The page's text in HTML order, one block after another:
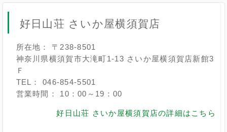
好日山荘 さいか屋横須賀店
所在地： 〒238-8501
神奈川県横須賀市大滝町1-13 さいか屋横須賀店新館3
Ｆ
TEL： 046-854-5501
営業時間： 10：00～19：00
好日山荘 さいか屋横須賀店の詳細はこちら